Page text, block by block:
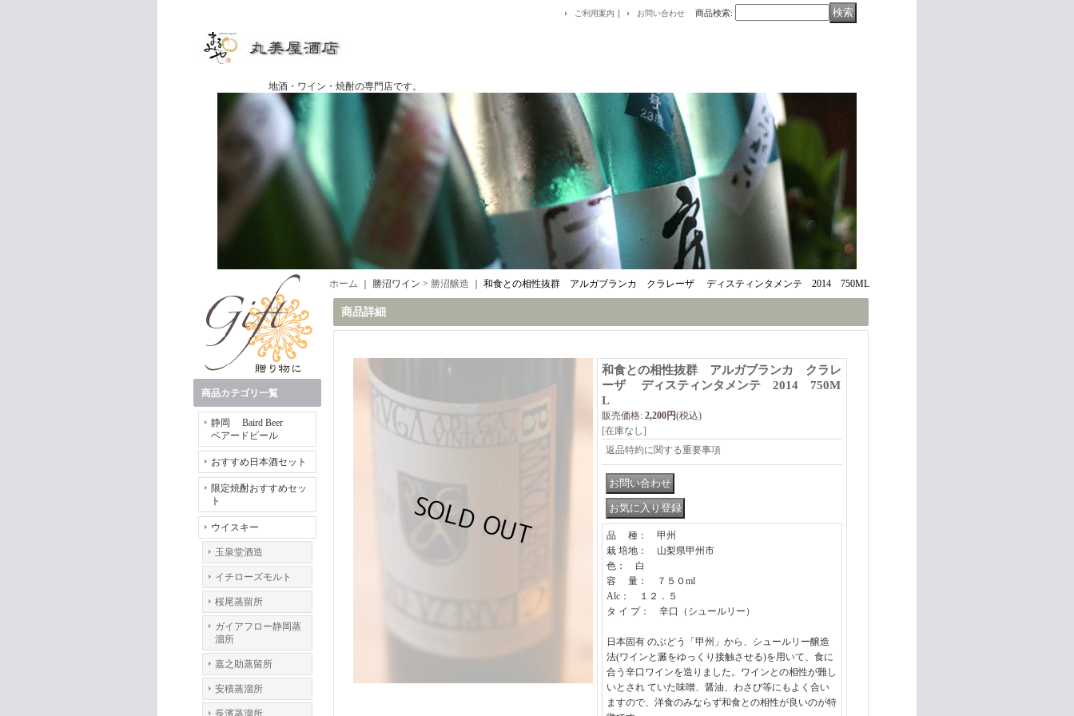
地酒・ワイン・焼酎の専門店です。
ご利用案内 ｜ お問い合わせ 商品検索:
商品カテゴリ一覧
静岡 Baird Beer
ベアードビール
おすすめ日本酒セット
限定焼酎おすすめセッ
ト
ウイスキー
玉泉堂酒造
イチローズモルト
桜尾蒸留所
ガイアフロー静岡蒸
溜所
嘉之助蒸留所
安積蒸溜所
長濱蒸溜所
ホーム ｜ 勝沼ワイン > 勝沼醸造 和食との相性抜群 アルガブランカ クラレーザ ディスティンタメンテ 2014 750ML
商品詳細
和食との相性抜群 アルガブランカ クラレ
ーザ ディスティンタメンテ 2014 750M
L
販売価格: 2,200円(税込)
[在庫なし]
返品特約に関する重要事項
品 種： 甲州
栽 培地： 山梨県甲州市
色： 白
容 量： ７５０ml
Alc： １２．５
タ イ プ： 辛口（シュールリー）
日本固有 のぶどう「甲州」から、シュールリー醸造
法(ワインと澱をゆっくり接触させる)を用いて、食に
合う辛口ワインを造りました。ワインとの相性が難し
いとされ ていた味噌、醤油、わさび等にもよく合い
ますので、洋食のみならず和食との相性が良いのが特